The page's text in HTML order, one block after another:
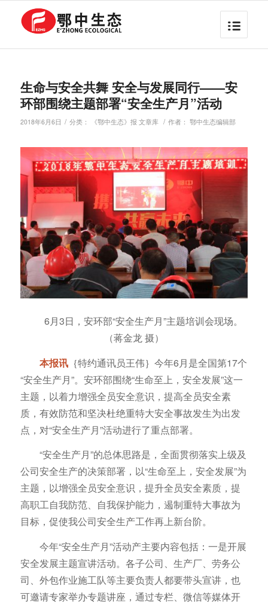
生命与安全共舞 安全与发展同行——安
环部围绕主题部署“安全生产月”活动
2018年6月6日 / 分类： 《鄂中生态》报 文章库 / 作者： 鄂中生态编辑部
6月3日，安环部“安全生产月”主题培训会现场。
（蒋金龙 摄）
本报讯｛特约通讯员王伟｝今年6月是全国第17个
“安全生产月”。安环部围绕“生命至上，安全发展”这一
主题，以着力增强全员安全意识，提高全员安全素
质，有效防范和坚决杜绝重特大安全事故发生为出发
点，对“安全生产月”活动进行了重点部署。
“安全生产月”的总体思路是，全面贯彻落实上级及
公司安全生产的决策部署，以“生命至上，安全发展”为
主题，以增强全员安全意识，提升全员安全素质，提
高职工自我防范、自我保护能力，遏制重特大事故为
目标，促使我公司安全生产工作再上新台阶。
今年“安全生产月”活动产主要内容包括：一是开展
安全发展主题宣讲活动。各子公司、生产厂、劳务公
司、外包作业施工队等主要负责人都要带头宣讲，也
可邀请专家举办专题讲座，通过专栏、微信等媒体开